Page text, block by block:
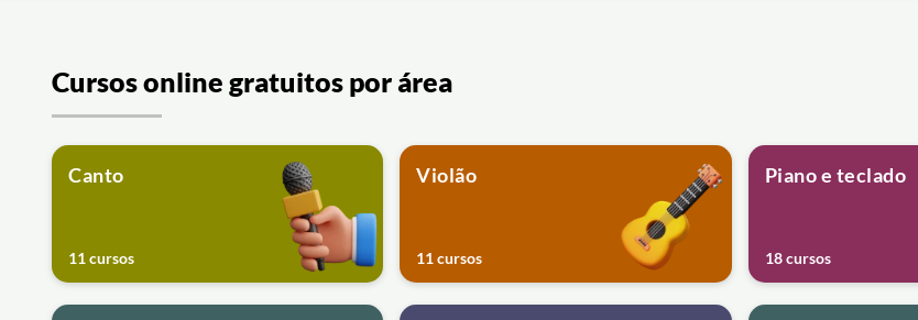
Cursos online gratuitos por área
Canto
11 cursos
Violão
11 cursos
Piano e teclado
18 cursos